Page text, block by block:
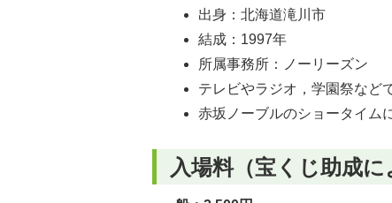
出身：北海道滝川市
結成：1997年
所属事務所：ノーリーズン
テレビやラジオ，学園祭など
赤坂ノーブルのショータイム
入場料（宝くじ助成に